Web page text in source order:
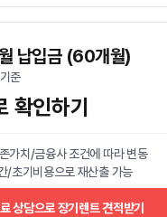
납입금 (60개월)
준
확인하기
가치/금융사 조건에 따라 변동
/초기비용으로 재산출 가능
상담으로 장기렌트 견적받기